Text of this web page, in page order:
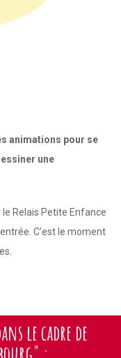
animations pour se
une
Relais Petite Enfance
C’est le moment
le cadre de